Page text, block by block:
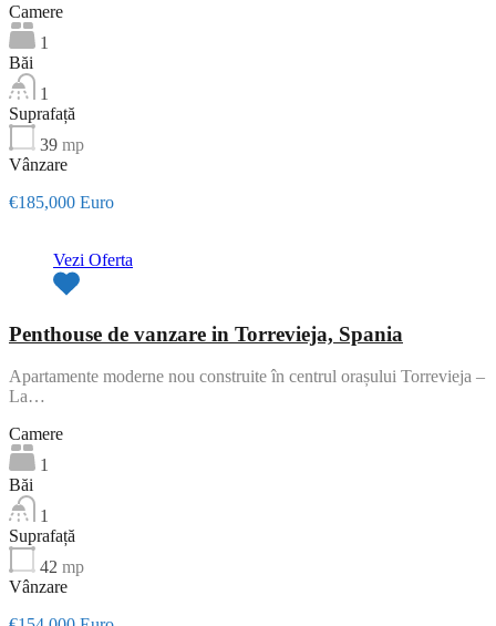
Camere
1
Băi
1
Suprafață
39 mp
Vânzare
€185,000 Euro
Vezi Oferta
Penthouse de vanzare in Torrevieja, Spania
Apartamente moderne nou construite în centrul orașului Torrevieja –
La…
Camere
1
Băi
1
Suprafață
42 mp
Vânzare